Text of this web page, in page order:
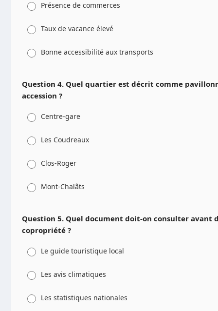
Présence de commerces
Taux de vacance élevé
Bonne accessibilité aux transports
Question 4. Quel quartier est décrit comme
accession ?
Centre-gare
Les Coudreaux
Clos-Roger
Mont-Chalâts
Question 5. Quel document doit-on consulter avant
copropriété ?
Le guide touristique local
Les avis climatiques
Les statistiques nationales